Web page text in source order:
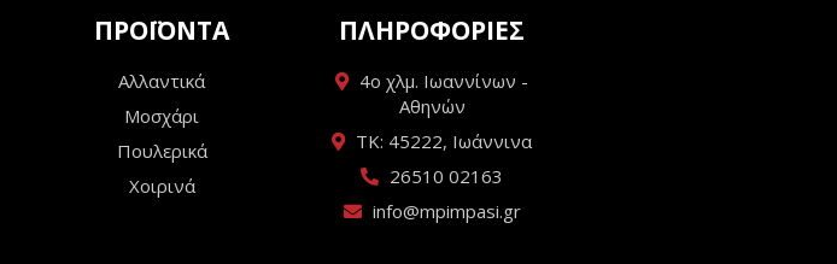
ΠΡΟΪΟΝΤΑ
Αλλαντικά
Μοσχάρι
Πουλερικά
Χοιρινά
ΠΛΗΡΟΦΟΡΙΕΣ
4ο χλμ. Ιωαννίνων -
Αθηνών
ΤΚ: 45222, Ιωάννινα
26510 02163
info@mpimpasi.gr